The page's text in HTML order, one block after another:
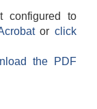
configured to
orclick
the PDF